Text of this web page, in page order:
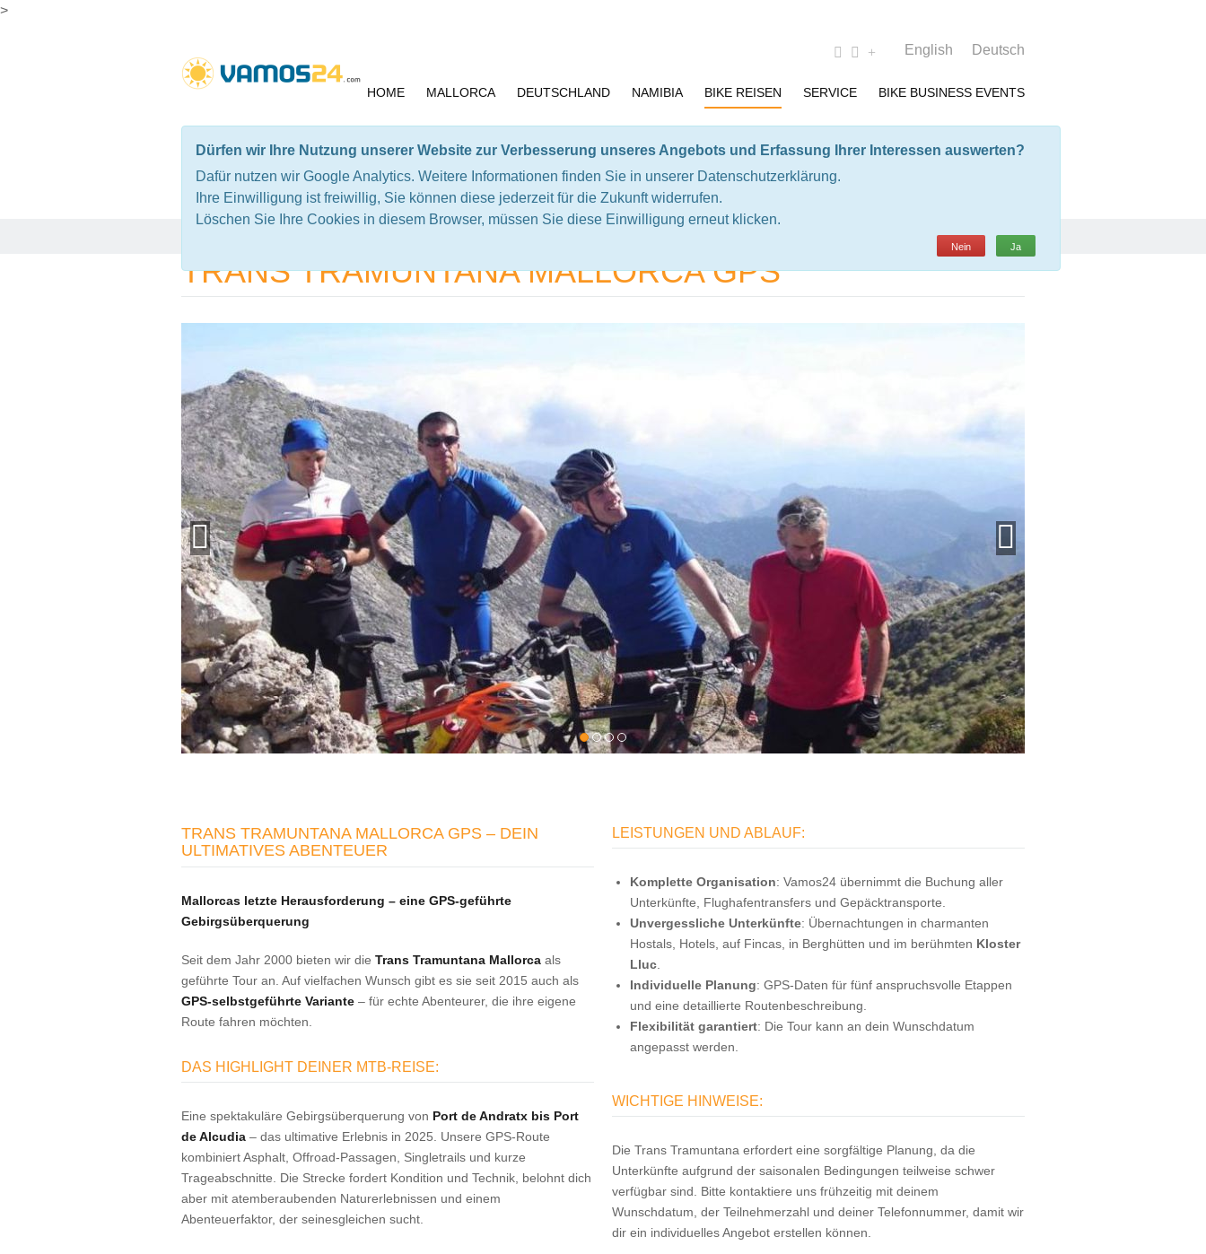
>
English Deutsch
HOME MALLORCA DEUTSCHLAND NAMIBIA BIKE REISEN SERVICE BIKE BUSINESS EVENTS
BIKEREISEN DETAILS
TRANS TRAMUNTANA MALLORCA GPS
TRANS TRAMUNTANA MALLORCA GPS – DEIN
ULTIMATIVES ABENTEUER
Mallorcas letzte Herausforderung – eine GPS-geführte
Gebirgsüberquerung
Seit dem Jahr 2000 bieten wir die Trans Tramuntana Mallorca als
geführte Tour an. Auf vielfachen Wunsch gibt es sie seit 2015 auch als
GPS-selbstgeführte Variante – für echte Abenteurer, die ihre eigene
Route fahren möchten.
DAS HIGHLIGHT DEINER MTB-REISE:
Eine spektakuläre Gebirgsüberquerung von Port de Andratx bis Port
de Alcudia – das ultimative Erlebnis in 2025. Unsere GPS-Route
kombiniert Asphalt, Offroad-Passagen, Singletrails und kurze
Trageabschnitte. Die Strecke fordert Kondition und Technik, belohnt dich
aber mit atemberaubenden Naturerlebnissen und einem
Abenteuerfaktor, der seinesgleichen sucht.
LEISTUNGEN UND ABLAUF:
Komplette Organisation: Vamos24 übernimmt die Buchung aller
Unterkünfte, Flughafentransfers und Gepäcktransporte.
Unvergessliche Unterkünfte: Übernachtungen in charmanten
Hostals, Hotels, auf Fincas, in Berghütten und im berühmten Kloster
Lluc
Individuelle Planung: GPS-Daten für fünf anspruchsvolle Etappen
und eine detaillierte Routenbeschreibung.
Flexibilität garantiert: Die Tour kann an dein Wunschdatum
angepasst werden.
WICHTIGE HINWEISE:
Die Trans Tramuntana erfordert eine sorgfältige Planung, da die
Unterkünfte aufgrund der saisonalen Bedingungen teilweise schwer
verfügbar sind. Bitte kontaktiere uns frühzeitig mit deinem
Wunschdatum, der Teilnehmerzahl und deiner Telefonnummer, damit wir
dir ein individuelles Angebot erstellen können.
Dürfen wir Ihre Nutzung unserer Website zur Verbesserung unseres Angebots und Erfassung Ihrer Interessen auswerten?
Dafür nutzen wir Google Analytics. Weitere Informationen finden Sie in unserer Datenschutzerklärung.
Ihre Einwilligung ist freiwillig, Sie können diese jederzeit für die Zukunft widerrufen.
Löschen Sie Ihre Cookies in diesem Browser, müssen Sie diese Einwilligung erneut klicken.
Ja
Nein